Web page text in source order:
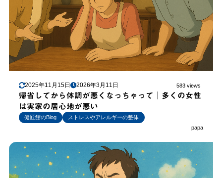
2025年11月15日 2026年3月11日 583 views
帰省してから体調が悪くなっちゃって│多くの女性
は実家の居心地が悪い
健匠館のBlog
ストレスやアレルギーの整体
papa